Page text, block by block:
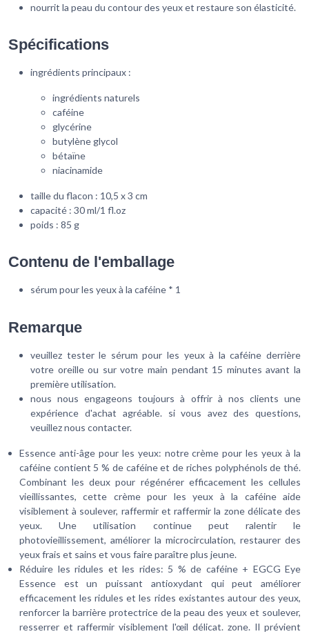
nourrit la peau du contour des yeux et restaure son élasticité.
Spécifications
ingrédients principaux :
ingrédients naturels
caféine
glycérine
butylène glycol
bétaïne
niacinamide
taille du flacon : 10,5 x 3 cm
capacité : 30 ml/1 fl.oz
poids : 85 g
Contenu de l'emballage
sérum pour les yeux à la caféine * 1
Remarque
veuillez tester le sérum pour les yeux à la caféine derrière
votre oreille ou sur votre main pendant 15 minutes avant la
première utilisation.
nous nous engageons toujours à offrir à nos clients une
expérience d'achat agréable. si vous avez des questions,
veuillez nous contacter.
Essence anti-âge pour les yeux: notre crème pour les yeux à la
caféine contient 5 % de caféine et de riches polyphénols de thé.
Combinant les deux pour régénérer efficacement les cellules
vieillissantes, cette crème pour les yeux à la caféine aide
visiblement à soulever, raffermir et raffermir la zone délicate des
yeux. Une utilisation continue peut ralentir le
photovieillissement, améliorer la microcirculation, restaurer des
yeux frais et sains et vous faire paraître plus jeune.
Réduire les ridules et les rides: 5 % de caféine + EGCG Eye
Essence est un puissant antioxydant qui peut améliorer
efficacement les ridules et les rides existantes autour des yeux,
renforcer la barrière protectrice de la peau des yeux et soulever,
resserrer et raffermir visiblement l'œil délicat. zone. Il prévient